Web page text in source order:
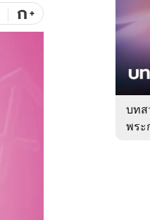
ดูทีวี
WeTV
ก+
ของ
Sanook
ดูด
บทส
พระ